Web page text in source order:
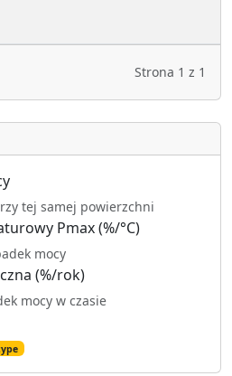
Strona 1 z 1
tej samej powierzchni
Pmax (%/°C)
mocy
(%/rok)
mocy w czasie